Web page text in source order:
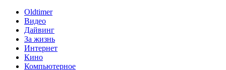
Oldtimer
Видео
Дайвинг
За жизнь
Интернет
Кино
Компьютерное